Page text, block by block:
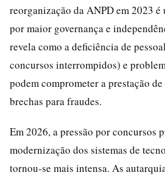
reorganização da ANPD em 2023 é
por maior governança e
revela como a deficiência de
concursos interrompidos) e
podem comprometer a prestação
brechas para fraudes.
Em 2026, a pressão por concursos
modernização dos sistemas de
tornou-se mais intensa. As